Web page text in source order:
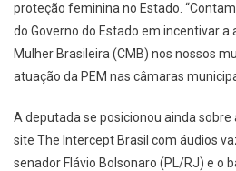
proteção feminina no Estado.
do Governo do Estado em incentivar a
Mulher Brasileira (CMB) nos nossos
atuação da PEM nas câmaras
A deputada se posicionou ainda
site The Intercept Brasil com áudios
senador Flávio Bolsonaro (PL/RJ) e o